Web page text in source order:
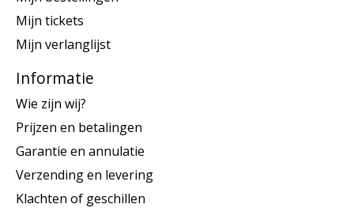
Mijn tickets
Mijn verlanglijst
Informatie
Wie zijn wij?
Prijzen en betalingen
Garantie en annulatie
Verzending en levering
Klachten of geschillen